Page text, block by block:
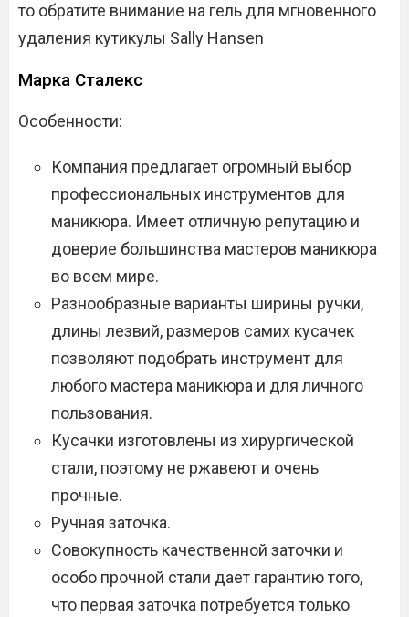
то обратите внимание на гель для мгновенного
удаления кутикулы Sally Hansen
Марка Сталекс
Особенности:
Компания предлагает огромный выбор
профессиональных инструментов для
маникюра. Имеет отличную репутацию и
доверие большинства мастеров маникюра
во всем мире.
Разнообразные варианты ширины ручки,
длины лезвий, размеров самих кусачек
позволяют подобрать инструмент для
любого мастера маникюра и для личного
пользования.
Кусачки изготовлены из хирургической
стали, поэтому не ржавеют и очень
прочные.
Ручная заточка.
Совокупность качественной заточки и
особо прочной стали дает гарантию того,
что первая заточка потребуется только